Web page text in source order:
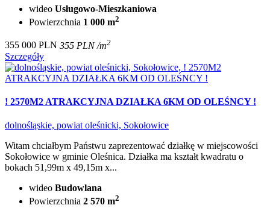
wideo Usługowo-Mieszkaniowa
Powierzchnia 1 000 m2
355 000 PLN 355 PLN /m2
Szczegóły
! 2570M2 ATRAKCYJNA DZIAŁKA 6KM OD OLEŚNCY !
dolnośląskie, powiat oleśnicki, Sokołowice
Witam chciałbym Państwu zaprezentować działkę w miejscowości
Sokołowice w gminie Oleśnica. Działka ma kształt kwadratu o
bokach 51,99m x 49,15m x...
wideo Budowlana
Powierzchnia 2 570 m2